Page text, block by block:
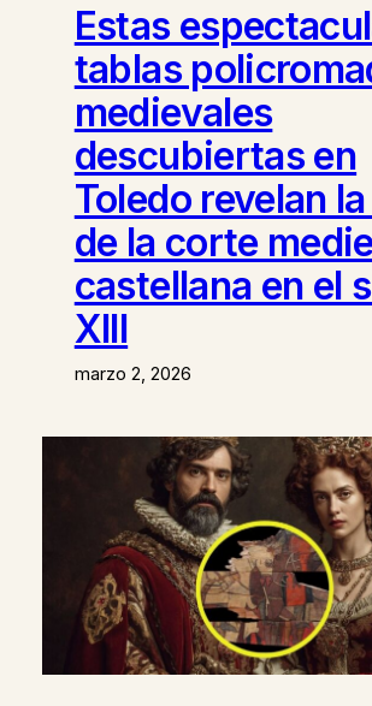
Estas
tablas
medievales
descubiertas en
Toledo revelan
de la corte
castellana en el
XIII
marzo 2, 2026